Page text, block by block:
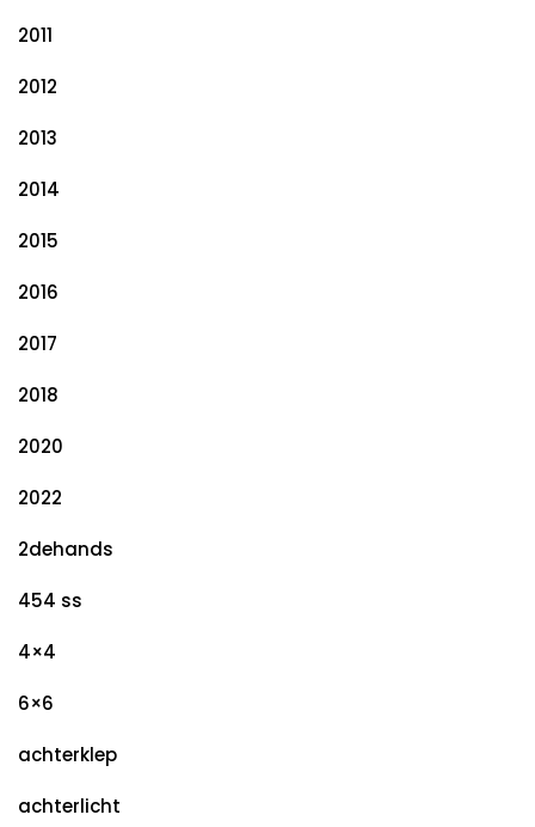
2011
2012
2013
2014
2015
2016
2017
2018
2020
2022
2dehands
454 ss
4×4
6×6
achterklep
achterlicht